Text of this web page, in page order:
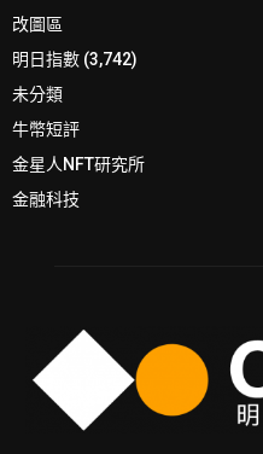
改圖區
明日指數 (3,742)
未分類
牛幣短評
金星人NFT研究所
金融科技